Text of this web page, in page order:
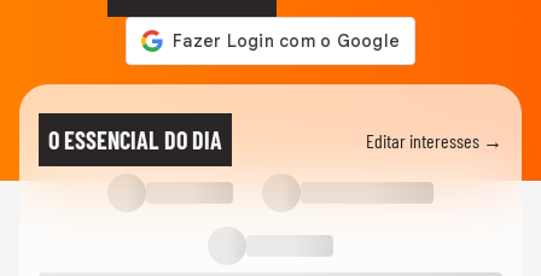
O ESSENCIAL DO DIA Editar interesses →